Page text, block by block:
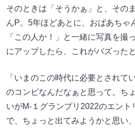
そのときは「そうかぁ」と、その
んP。5年ほどあとに、おばあちゃ
「この人か！」と一緒に写真を撮
にアップしたら、これがバズった
「いまのこの時代に必要とされて
のコンビなんだなぁと思って。ち
いがM-１グランプリ2022のエント
で、ちょっと出てみようかと思い